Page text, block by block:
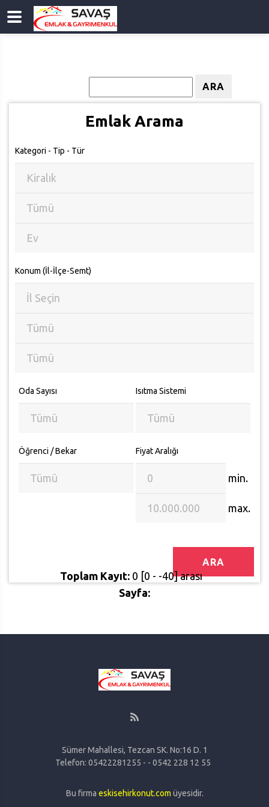
ARA
Emlak Arama
Kategori - Tip - Tür
Konum (İl-İlçe-Semt)
Oda Sayısı Isıtma Sistemi
Öğrenci / Bekar Fiyat Aralığı
min.
max.
ARA
Toplam Kayıt: 0 [0 - -40] arası
Sayfa:
Sümer Mahallesi, Tezcan SK. No:16 D. 1
Telefon: 05422281255 - - 0542 228 12 55
Bu firma eskisehirkonut.com üyesidir.